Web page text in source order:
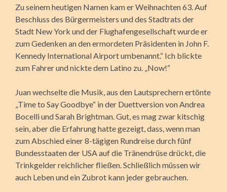
Zu seinem heutigen Namen kam er Weihnachten 63. Auf
Beschluss des Bürgermeisters und des Stadtrats der
Stadt New York und der Flughafengesellschaft wurde er
zum Gedenken an den ermordeten Präsidenten in John F.
Kennedy International Airport umbenannt.“ Ich blickte
zum Fahrer und nickte dem Latino zu. „Now!“
Juan wechselte die Musik, aus den Lautsprechern ertönte
„Time to Say Goodbye“ in der Duettversion von Andrea
Bocelli und Sarah Brightman. Gut, es mag zwar kitschig
sein, aber die Erfahrung hatte gezeigt, dass, wenn man
zum Abschied einer 8-tägigen Rundreise durch fünf
Bundesstaaten der USA auf die Tränendrüse drückt, die
Trinkgelder reichlicher fließen. Schließlich müssen wir
auch Leben und ein Zubrot kann jeder gebrauchen.